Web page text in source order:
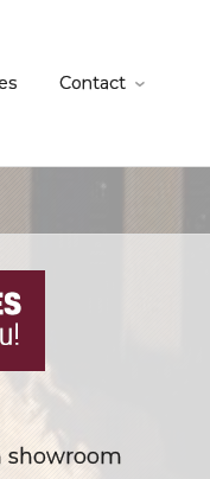
Contact
showroom